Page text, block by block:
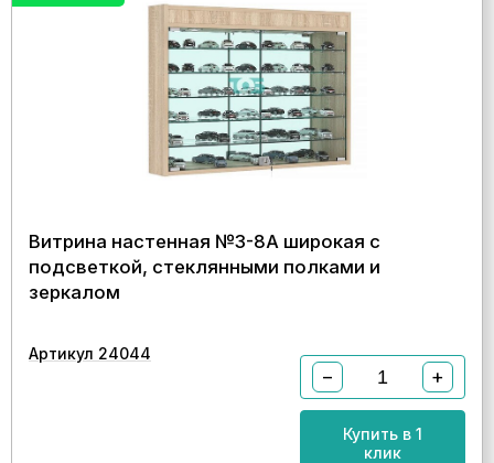
Витрина настенная №3-8А широкая с
подсветкой, стеклянными полками и
зеркалом
Артикул 24044
− +
Купить в 1
клик